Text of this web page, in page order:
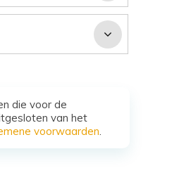
die voor de
van het
voorwaarden.